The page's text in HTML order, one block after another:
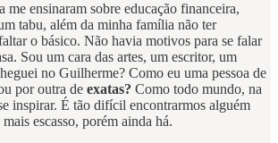
me ensinaram sobre educação financeira,
tabu, além da minha família não ter
o básico. Não havia motivos para se falar
Sou um cara das artes, um escritor, um
no Guilherme? Como eu uma pessoa de
por outra de exatas? Como todo mundo, na
inspirar. É tão difícil encontrarmos alguém
escasso, porém ainda há.